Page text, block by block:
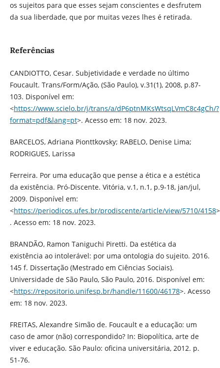
os sujeitos para que esses sejam conscientes e desfrutem
da sua liberdade, que por muitas vezes lhes é retirada.
Referências
CANDIOTTO, Cesar. Subjetividade e verdade no último
Foucault. Trans/Form/Ação, (São Paulo), v.31(1), 2008, p.87-
103. Disponível em:
<https://www.scielo.br/j/trans/a/dP6ptnMKsWtsqLVmC8c4gCh/?
format=pdf&lang=pt>. Acesso em: 18 nov. 2023.
BARCELOS, Adriana Pionttkovsky; RABELO, Denise Lima;
RODRIGUES, Larissa
Ferreira. Por uma educação que pense a ética e a estética
da existência. Pró-Discente. Vitória, v.1, n.1, p.9-18, jan/jul,
2009. Disponível em:
<https://periodicos.ufes.br/prodiscente/article/view/5710/4158>
. Acesso em: 18 nov. 2023.
BRANDÃO, Ramon Taniguchi Piretti. Da estética da
existência ao intolerável: por uma ontologia do sujeito. 2016.
145 f. Dissertação (Mestrado em Ciências Sociais).
Universidade de São Paulo, São Paulo, 2016. Disponível em:
<https://repositorio.unifesp.br/handle/11600/46178>. Acesso
em: 18 nov. 2023.
FREITAS, Alexandre Simão de. Foucault e a educação: um
caso de amor (não) correspondido? In: Biopolítica, arte de
viver e educação. São Paulo: oficina universitária, 2012. p.
51-76.